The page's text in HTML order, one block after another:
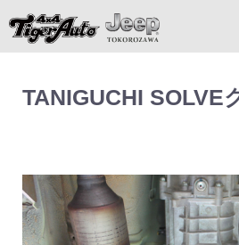
TANIGUCHI SOLVE